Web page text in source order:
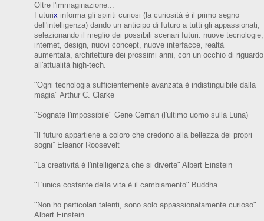
Oltre l'immaginazione...
Futurix informa gli spiriti curiosi (la curiosità è il primo segno
dell'intelligenza)dando un anticipo di futuroa tutti gli appassionati,
selezionando il meglio dei possibili scenari futuri: nuove tecnologie,
internet, design, nuovi concept, nuove interfacce, realtà
aumentata, architetture dei prossimi anni, con un occhio di riguardo
all'attualità high-tech.
"Ogni tecnologia sufficientemente avanzata è indistinguibile dalla
magia" Arthur C. Clarke
"Sognate l'impossibile" Gene Cernan (l'ultimo uomo sulla Luna)
“Il futuro appartiene a coloro che credono alla bellezza dei propri
sogni” EleanorRoosevelt
"La creatività è l'intelligenza che si diverte" Albert Einstein
"L'unica costante della vita è il cambiamento" Buddha
"Non ho particolari talenti, sono solo appassionatamente curioso"
Albert Einstein